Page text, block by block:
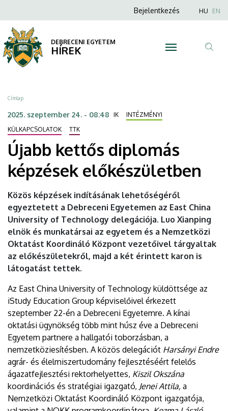
kettős
diplomás
képzések
előkészületben
DEBRECENI
EGYETEM
a
tartalomra
Anonim
menüje
Bejelentkezés HU EN
DEBRECENI EGYETEM
HÍREK
Morzsa
Címlap
2025. szeptember 24. - 08:48 IK
INTÉZMÉNYI
KÜLKAPCSOLATOK
TTK
Újabb kettős diplomás
képzések előkészületben
Közös képzések indításának lehetőségéről
egyeztetett a Debreceni Egyetemen az East China
University of Technology delegációja. Luo Xianping
elnök és munkatársai az egyetem és a Nemzetközi
Oktatást Koordináló Központ vezetőivel tárgyaltak
az előkészületekről, majd a két érintett karon is
látogatást tettek.
Az East China University of Technology küldöttsége az
iStudy Education Group képviselőivel érkezett
szeptember 22-én a Debreceni Egyetemre. A kínai
oktatási ügynökség több mint húsz éve a Debreceni
Egyetem partnere a hallgatói toborzásban, a
nemzetköziesítésben. A közös delegációt Harsányi Endre
agrár- és élelmiszertudomány fejlesztéséért felelős
ágazatfejlesztési rektorhelyettes, Kiszil Okszána
koordinációs és stratégiai igazgató, Jenei Attila, a
Nemzetközi Oktatást Koordináló Központ igazgatója,